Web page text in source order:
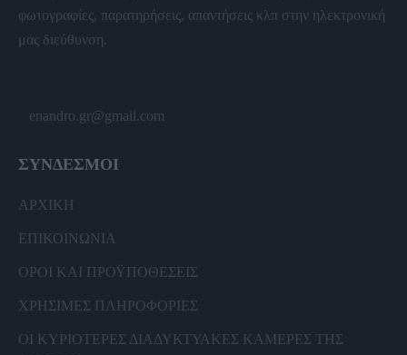
φωτογραφίες, παρατηρήσεις, απαντήσεις κλπ στην ηλεκτρονική
μας διεύθυνση.
enandro.gr@gmail.com
ΣΥΝΔΕΣΜΟΙ
ΑΡΧΙΚΗ
ΕΠΙΚΟΙΝΩΝΙΑ
ΟΡΟΙ ΚΑΙ ΠΡΟΫΠΟΘΕΣΕΙΣ
ΧΡΗΣΙΜΕΣ ΠΛΗΡΟΦΟΡΙΕΣ
ΟΙ ΚΥΡΙΟΤΕΡΕΣ ΔΙΑΔΥΚΤΥΑΚΕΣ ΚΑΜΕΡΕΣ ΤΗΣ